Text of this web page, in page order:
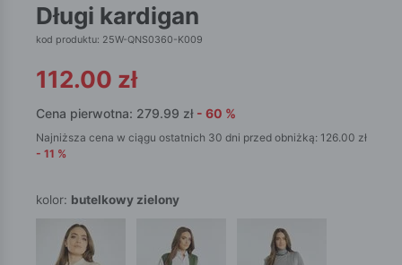
długi kardigan
kod produktu: 25W-QNS0360-K009
112.00 zł
Cena pierwotna: 279.99 zł - 60 %
Najniższa cena w ciągu ostatnich 30 dni przed obniżką: 126.00 zł
- 11 %
kolor: butelkowy zielony